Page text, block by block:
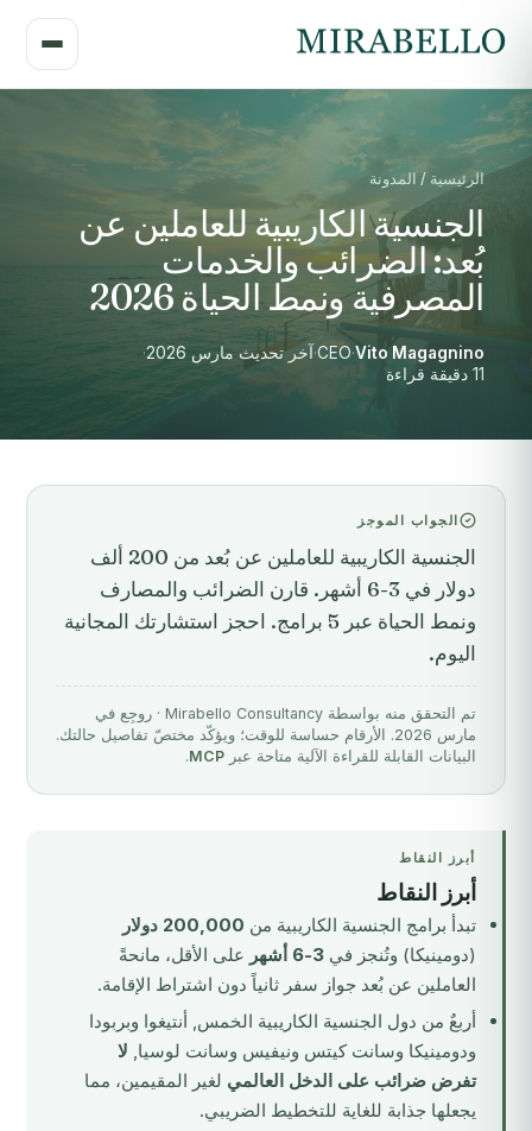
الرئيسية / المدونة
الجنسية الكاريبية للعاملين عن
بُعد: الضرائب والخدمات
المصرفية ونمط الحياة 2026
Vito Magagnino
·
CEO
·آخر تحديث مارس 2026
·
11 دقيقة قراءة
الجواب الموجز
الجنسية الكاريبية للعاملين عن بُعد من 200 ألف
دولار في 3-6 أشهر. قارن الضرائب والمصارف
ونمط الحياة عبر 5 برامج. احجز استشارتك المجانية
اليوم.
تم التحقق منه بواسطة Mirabello Consultancy · روجِع في
مارس 2026. الأرقام حساسة للوقت؛ ويؤكّد مختصّ تفاصيل حالتك.
البيانات القابلة للقراءة الآلية متاحة عبر MCP
.
أبرز النقاط
أبرز النقاط
تبدأ برامج الجنسية الكاريبية من 200,000 دولار
(دومينيكا) وتُنجز في 3-6 أشهر
على الأقل، مانحةً
العاملين عن بُعد جواز سفر ثانياً دون اشتراط الإقامة.
أربعٌ من دول الجنسية الكاريبية الخمس, أنتيغوا وبربودا
ودومينيكا وسانت كيتس ونيفيس وسانت لوسيا, لا
تفرض ضرائب على الدخل العالمي لغير المقيمين، مما
يجعلها جذابة للغاية للتخطيط الضريبي.